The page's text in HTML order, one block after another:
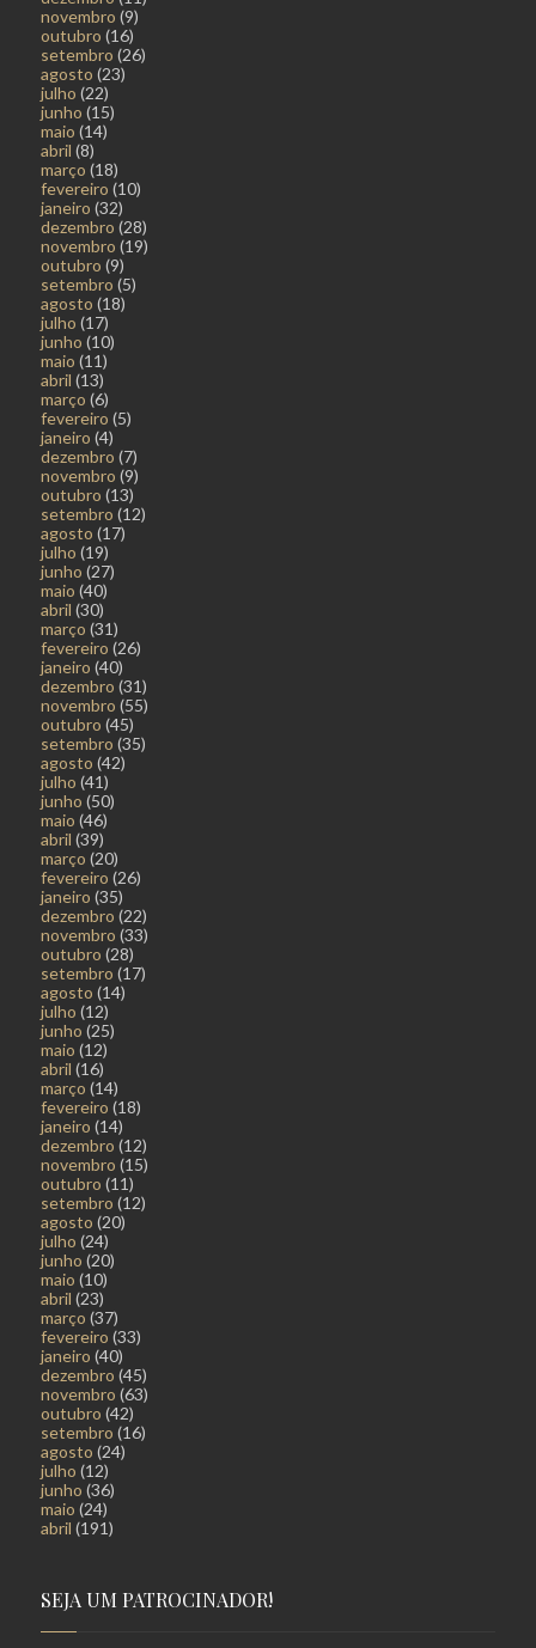
novembro (9)
outubro (16)
setembro (26)
agosto (23)
julho (22)
junho (15)
maio (14)
abril (8)
março (18)
fevereiro (10)
janeiro (32)
dezembro (28)
novembro (19)
outubro (9)
setembro (5)
agosto (18)
julho (17)
junho (10)
maio (11)
abril (13)
março (6)
fevereiro (5)
janeiro (4)
dezembro (7)
novembro (9)
outubro (13)
setembro (12)
agosto (17)
julho (19)
junho (27)
maio (40)
abril (30)
março (31)
fevereiro (26)
janeiro (40)
dezembro (31)
novembro (55)
outubro (45)
setembro (35)
agosto (42)
julho (41)
junho (50)
maio (46)
abril (39)
março (20)
fevereiro (26)
janeiro (35)
dezembro (22)
novembro (33)
outubro (28)
setembro (17)
agosto (14)
julho (12)
junho (25)
maio (12)
abril (16)
março (14)
fevereiro (18)
janeiro (14)
dezembro (12)
novembro (15)
outubro (11)
setembro (12)
agosto (20)
julho (24)
junho (20)
maio (10)
abril (23)
março (37)
fevereiro (33)
janeiro (40)
dezembro (45)
novembro (63)
outubro (42)
setembro (16)
agosto (24)
julho (12)
junho (36)
maio (24)
abril (191)
SEJA UM PATROCINADOR!